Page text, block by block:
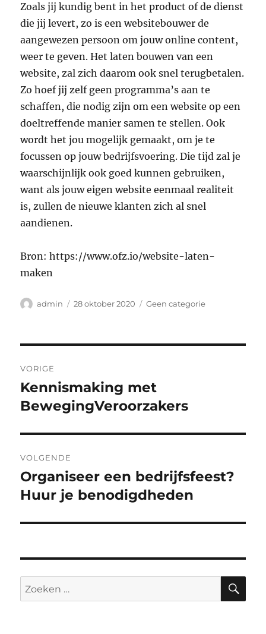
Zoals jij kundig bent in het product of de dienst
die jij levert, zo is een websitebouwer de
aangewezen persoon om jouw online content,
weer te geven. Het laten bouwen van een
website, zal zich daarom ook snel terugbetalen.
Zo hoef jij zelf geen programma’s aan te
schaffen, die nodig zijn om een website op een
doeltreffende manier samen te stellen. Ook
wordt het jou mogelijk gemaakt, om je te
focussen op jouw bedrijfsvoering. Die tijd zal je
waarschijnlijk ook goed kunnen gebruiken,
want als jouw eigen website eenmaal realiteit
is, zullen de nieuwe klanten zich al snel
aandienen.
Bron:https://www.ofz.io/website-laten-
maken
Auteur
admin
Geplaatst
28 oktober 2020 Categorieën
Geen categorie
navigatie
VORIGE
Vorig
bericht:
Kennismaking met
BewegingVeroorzakers
VOLGENDE
Volgend
bericht:
Organiseer een bedrijfsfeest?
Huur je benodigdheden
Zoeken
naar: